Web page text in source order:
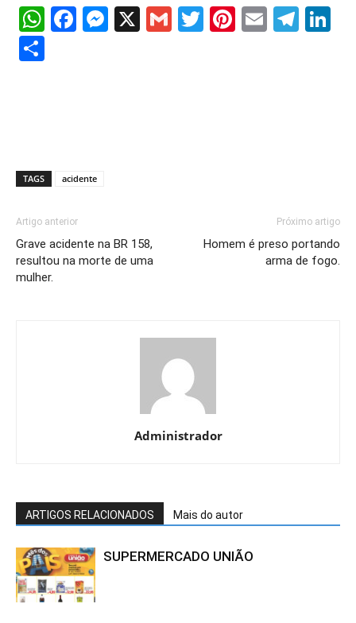
WhatsApp
Facebook
Messenger
X GmailTwitter
Pinterest
Email
TAGS acidente
Artigo anterior
Grave acidente na BR 158,
resultou na morte de uma
mulher.
Próximo artigo
Homem é preso portando
arma de fogo.
Administrador
ARTIGOS RELACIONADOS Mais do autor
SUPERMERCADO UNIÃO